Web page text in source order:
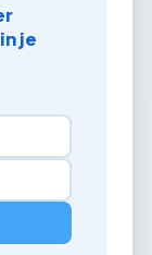
je